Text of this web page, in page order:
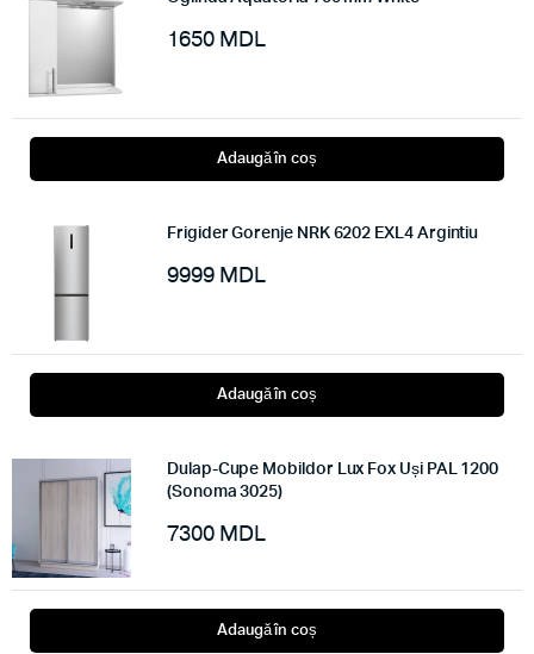
1650 MDL
Adaugă în coș
Frigider Gorenje NRK 6202 EXL4 Argintiu
9999 MDL
Adaugă în coș
Dulap-Cupe Mobildor Lux Fox Uși PAL 1200
(Sonoma 3025)
7300 MDL
Adaugă în coș